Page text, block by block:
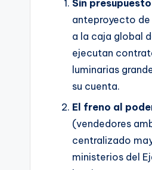
Sin
anteproyecto de
a la caja global
ejecutan
luminarias
su cuenta.
El freno al
(vendedores
centralizado
ministerios del